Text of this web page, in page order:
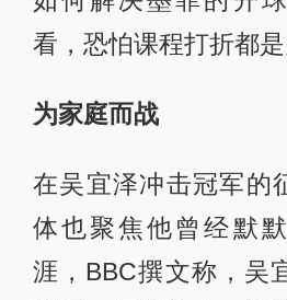
看，恐怕课程打折都是
为家庭而战
在吴宜泽冲击冠军的
体也聚焦他曾经默
涯，BBC撰文称，吴